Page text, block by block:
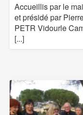
Accueillis par le
et présidé par
PETR Vidourle
[...]